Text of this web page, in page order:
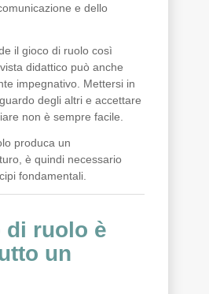
e dello
il gioco di ruolo così
didattico può anche
impegnativo. Mettersi in
degli altri e accettare
non è sempre facile.
produca un
è quindi necessario
fondamentali.
di ruolo è
un